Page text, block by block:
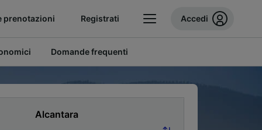
prenotazioni Registrati Accedi
Domande frequenti